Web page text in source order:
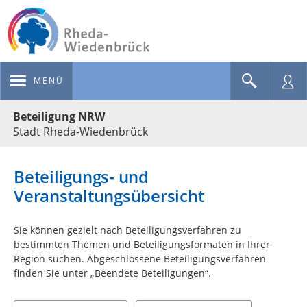
MENÜ
Beteiligung NRW
Stadt Rheda-Wiedenbrück
Beteiligungs- und
Veranstaltungsübersicht
Sie können gezielt nach Beteiligungsverfahren zu
bestimmten Themen und Beteiligungsformaten in Ihrer
Region suchen. Abgeschlossene Beteiligungsverfahren
finden Sie unter „Beendete Beteiligungen“.